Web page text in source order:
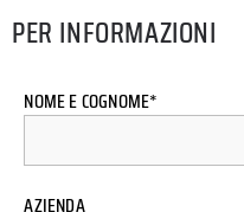
PER INFORMAZIONI
NOME E COGNOME*
AZIENDA